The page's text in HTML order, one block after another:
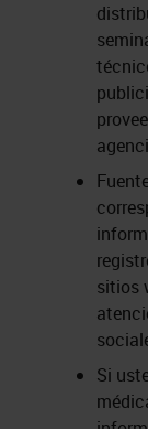
sitios
Si